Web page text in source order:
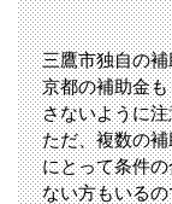
三鷹市独自の
京都の補助金
さないように
ただ、複数の
にとって条件
ない方もいる